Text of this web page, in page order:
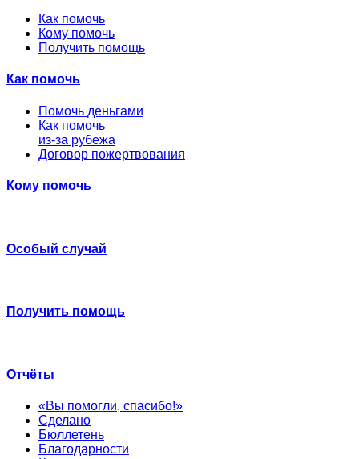
Как помочь
Кому помочь
Получить помощь
Как помочь
Помочь деньгами
Как помочь
из-за рубежа
Договор пожертвования
Кому помочь
Особый случай
Получить помощь
Отчёты
«Вы помогли, спасибо!»
Сделано
Бюллетень
Благодарности